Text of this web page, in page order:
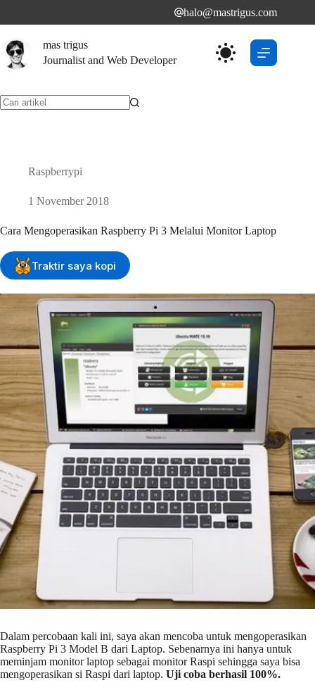
halo@mastrigus.com
mas trigus
Journalist and Web Developer
Raspberrypi
1 November 2018
Cara Mengoperasikan Raspberry Pi 3 Melalui Monitor Laptop
Traktir saya kopi
Dalam percobaan kali ini, saya akan mencoba untuk mengoperasikan
Raspberry Pi 3 Model B dari Laptop. Sebenarnya ini hanya untuk
meminjam monitor laptop sebagai monitor Raspi sehingga saya bisa
mengoperasikan si Raspi dari laptop. Uji coba berhasil 100%.